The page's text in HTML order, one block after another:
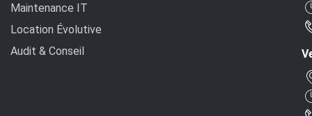
Maintenance IT
Location Évolutive
Audit & Conseil